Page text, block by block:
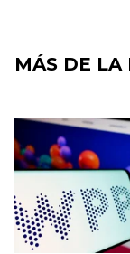
MÁS DE LA